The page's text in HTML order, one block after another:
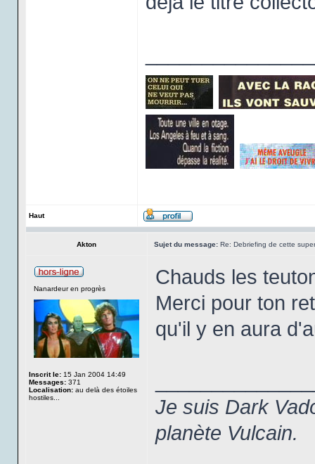
Haut
Akton Sujet du message: Re: Debriefing de cette
Nanardeur en progrès
Inscrit le: 15 Jan 2004 14:49
Messages: 371
Localisation: au delà des étoiles
hostiles...
Chauds les
Merci pour ton
qu'il y en aura
Je suis Dark
planète Vulcain.